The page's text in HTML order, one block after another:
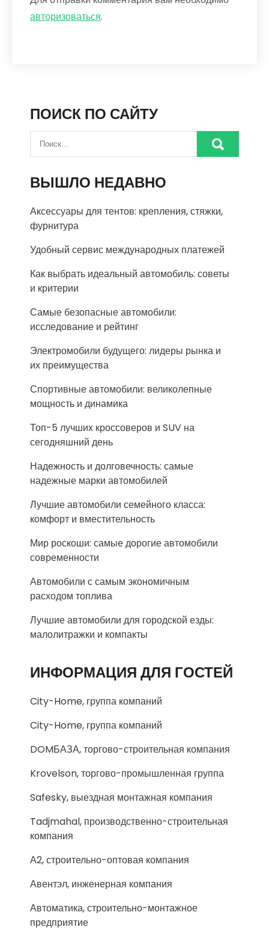
авторизоваться.
ПОИСК ПО САЙТУ
ВЫШЛО НЕДАВНО
Аксессуары для тентов: крепления, стяжки,
фурнитура
Удобный сервис международных платежей
Как выбрать идеальный автомобиль: советы
и критерии
Самые безопасные автомобили:
исследование и рейтинг
Электромобили будущего: лидеры рынка и
их преимущества
Спортивные автомобили: великолепные
мощность и динамика
Топ-5 лучших кроссоверов и SUV на
сегодняшний день
Надежность и долговечность: самые
надежные марки автомобилей
Лучшие автомобили семейного класса:
комфорт и вместительность
Мир роскоши: самые дорогие автомобили
современности
Автомобили с самым экономичным
расходом топлива
Лучшие автомобили для городской езды:
малолитражки и компакты
ИНФОРМАЦИЯ ДЛЯ ГОСТЕЙ
City-Home, группа компаний
City-Home, группа компаний
DOMБАЗА, торгово-строительная компания
Krovelson, торгово-промышленная группа
Safesky, выездная монтажная компания
Tadjmahal, производственно-строительная
компания
А2, строительно-оптовая компания
Авентэл, инженерная компания
Автоматика, строительно-монтажное
предприятие